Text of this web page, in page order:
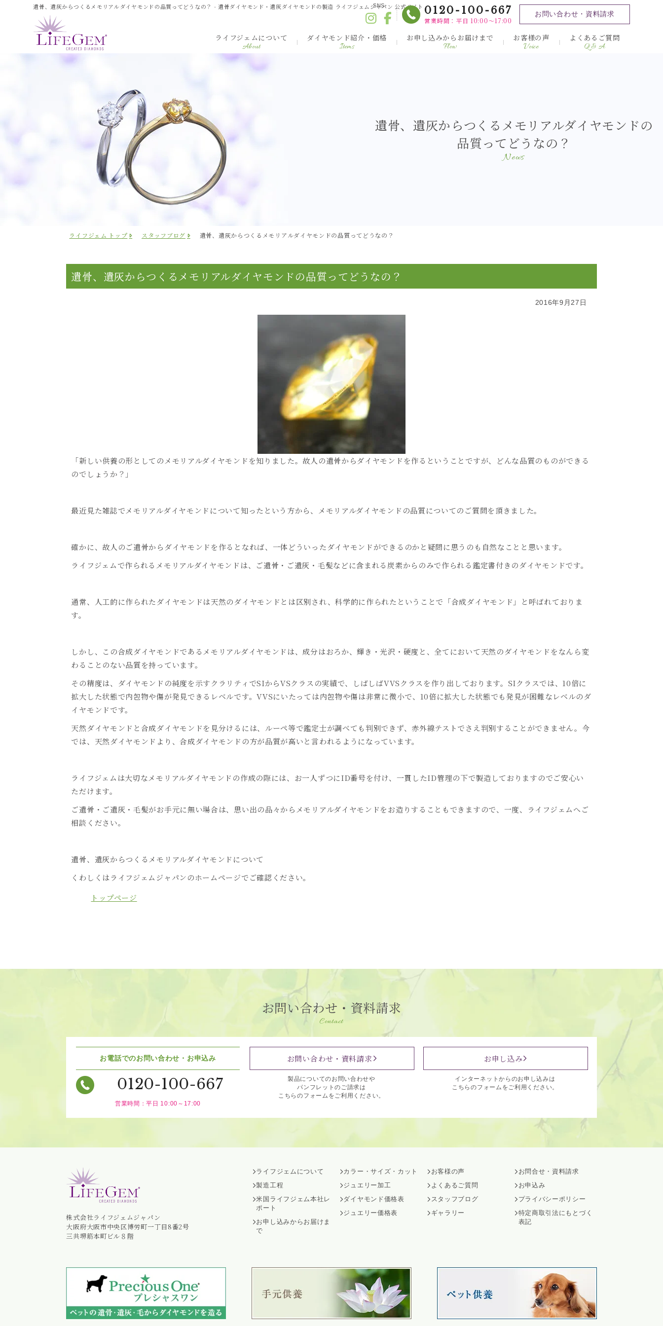
遺骨、遺灰からつくるメモリアルダイヤモンドの品質ってどうなの？ - 遺骨ダイヤモンド・遺灰ダイヤモンドの製造 ライフジェムジャパン 公式サイト
SNS 0120-100-667
営業時間：平日 10:00～17:00
お問い合わせ・資料請求
ライフジェムについて
About
ダイヤモンド紹介・価格
Items
お申し込みからお届けまで
Flow
お客様の声
Voice
よくあるご質問
Q & A
遺骨、遺灰からつくるメモリアルダイヤモンドの
品質ってどうなの？
News
ライフジェム トップ スタッフブログ 遺骨、遺灰からつくるメモリアルダイヤモンドの品質ってどうなの？
遺骨、遺灰からつくるメモリアルダイヤモンドの品質ってどうなの？
2016年9月27日
「新しい供養の形としてのメモリアルダイヤモンドを知りました。故人の遺骨からダイヤモンドを作るということですが、どんな品質のものができる
のでしょうか？」
最近見た雑誌でメモリアルダイヤモンドについて知ったという方から、メモリアルダイヤモンドの品質についてのご質問を頂きました。
確かに、故人のご遺骨からダイヤモンドを作るとなれば、一体どういったダイヤモンドができるのかと疑問に思うのも自然なことと思います。
ライフジェムで作られるメモリアルダイヤモンドは、ご遺骨・ご遺灰・毛髪などに含まれる炭素からのみで作られる鑑定書付きのダイヤモンドです。
通常、人工的に作られたダイヤモンドは天然のダイヤモンドとは区別され、科学的に作られたということで「合成ダイヤモンド」と呼ばれておりま
す。
しかし、この合成ダイヤモンドであるメモリアルダイヤモンドは、成分はおろか、輝き・光沢・硬度と、全てにおいて天然のダイヤモンドをなんら変
わることのない品質を持っています。
その精度は、ダイヤモンドの純度を示すクラリティでSIからVSクラスの実績で、しばしばVVSクラスを作り出しております。SIクラスでは、10倍に
拡大した状態で内包物や傷が発見できるレベルです。VVSにいたっては内包物や傷は非常に微小で、10倍に拡大した状態でも発見が困難なレベルのダ
イヤモンドです。
天然ダイヤモンドと合成ダイヤモンドを見分けるには、ルーペ等で鑑定士が調べても判別できず、赤外線テストでさえ判別することができません。今
では、天然ダイヤモンドより、合成ダイヤモンドの方が品質が高いと言われるようになっています。
ライフジェムは大切なメモリアルダイヤモンドの作成の際には、お一人ずつにID番号を付け、一貫したID管理の下で製造しておりますのでご安心い
ただけます。
ご遺骨・ご遺灰・毛髪がお手元に無い場合は、思い出の品々からメモリアルダイヤモンドをお造りすることもできますので、一度、ライフジェムへご
相談ください。
遺骨、遺灰からつくるメモリアルダイヤモンドについて
くわしくはライフジェムジャパンのホームページでご確認ください。
トップページ
お問い合わせ・資料請求
Contact
お電話でのお問い合わせ・お申込み
0120-100-667
営業時間：平日 10:00～17:00
お問い合わせ・資料請求
製品についてのお問い合わせや
パンフレットのご請求は
こちらのフォームをご利用ください。
お申し込み
インターネットからのお申し込みは
こちらのフォームをご利用ください。
株式会社ライフジェムジャパン
大阪府大阪市中央区博労町一丁目8番2号
三共堺筋本町ビル８階
ライフジェムについて
製造工程
米国ライフジェム本社レ
ポート
お申し込みからお届けま
で
カラー・サイズ・カット
ジュエリー加工
ダイヤモンド価格表
ジュエリー価格表
お客様の声
よくあるご質問
スタッフブログ
ギャラリー
お問合せ・資料請求
お申込み
プライバシーポリシー
特定商取引法にもとづく
表記